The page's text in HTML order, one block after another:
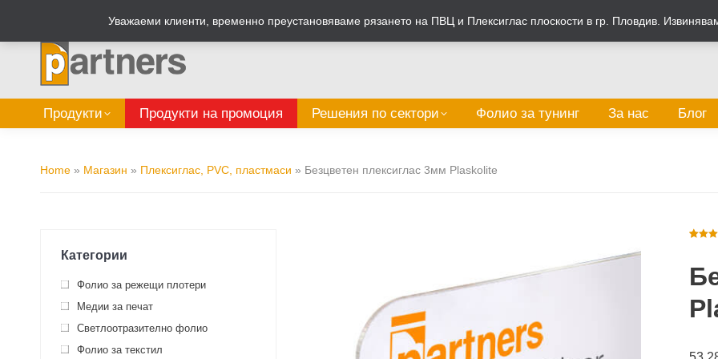
Табелен калкулатор
Продукти Продукти на промоция Решения по сектори Фолио за тунинг За нас Блог
Home » Магазин » Плексиглас, PVC, пластмаси » Безцветен плексиглас 3мм Plaskolite
5,
на
оценки
Категории
Фолио за режещи плотери
Медии за печат
Светлоотразително фолио
Фолио за текстил
Уважаеми клиенти, временно преустановяваме рязането на ПВЦ и Плексиглас плоскости в гр. Пловдив.